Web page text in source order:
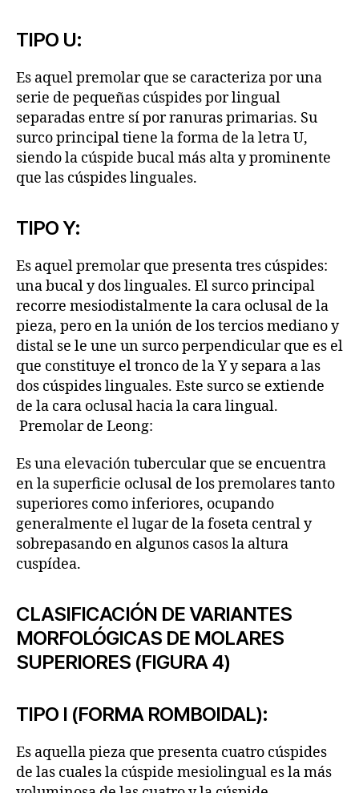
TIPO U:
Es aquel premolar que se caracteriza por una
serie de pequeñas cúspides por lingual
separadas entre sí por ranuras primarias. Su
surco principal tiene la forma de la letra U,
siendo la cúspide bucal más alta y prominente
que las cúspides linguales.
TIPO Y:
Es aquel premolar que presenta tres cúspides:
una bucal y dos linguales. El surco principal
recorre mesiodistalmente la cara oclusal de la
pieza, pero en la unión de los tercios mediano y
distal se le une un surco perpendicular que es el
que constituye el tronco de la Y y separa a las
dos cúspides linguales. Este surco se extiende
de la cara oclusal hacia la cara lingual.
Premolar de Leong:
Es una elevación tubercular que se encuentra
en la superficie oclusal de los premolares tanto
superiores como inferiores, ocupando
generalmente el lugar de la foseta central y
sobrepasando en algunos casos la altura
cuspídea.
CLASIFICACIÓN DE VARIANTES
MORFOLÓGICAS DE MOLARES
SUPERIORES (FIGURA 4)
TIPO I (FORMA ROMBOIDAL):
Es aquella pieza que presenta cuatro cúspides
de las cuales la cúspide mesiolingual es la más